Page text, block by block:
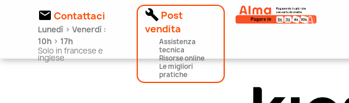
 Contattaci
Lunedì > Venerdì :
10h > 17h
Solo in francese e
inglese
 Post
vendita
Assistenza
tecnica
Risorse online
Le migliori
pratiche